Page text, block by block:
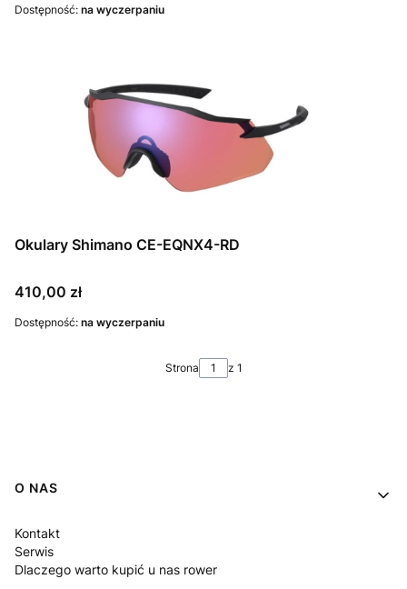
Dostępność: na wyczerpaniu
Okulary Shimano CE-EQNX4-RD
Cena
410,00 zł
Dostępność: na wyczerpaniu
Strona z 1
Linki w stopce
O NAS
Kontakt
Serwis
Dlaczego warto kupić u nas rower